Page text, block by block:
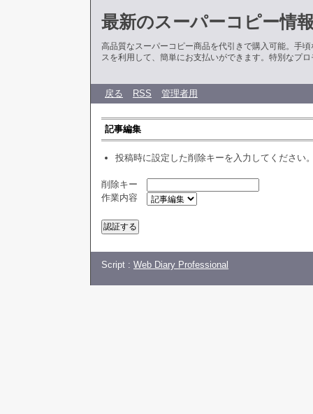
最新のスーパーコピー情
高品質なスーパーコピー商品を代引きで購入可能。手
スを利用して、簡単にお支払いができます。特別なプ
戻る RSS 管理者用
記事編集
投稿時に設定した削除キーを入力してください
削除キー
作業内容
Script : Web Diary Professional